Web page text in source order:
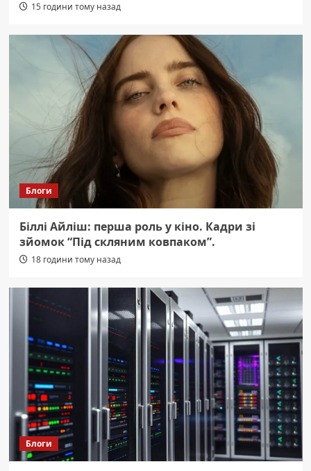
15 години тому назад
Блоги
Біллі Айліш: перша роль у кіно. Кадри зі
зйомок “Під скляним ковпаком”.
18 години тому назад
Блоги